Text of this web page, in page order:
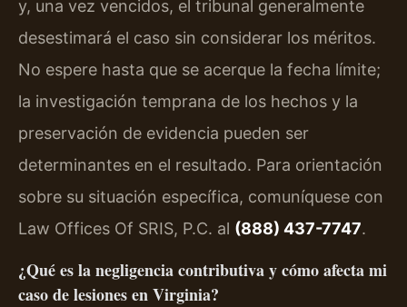
y, una vez vencidos, el tribunal generalmente
desestimará el caso sin considerar los méritos.
No espere hasta que se acerque la fecha límite;
la investigación temprana de los hechos y la
preservación de evidencia pueden ser
determinantes en el resultado. Para orientación
sobre su situación específica, comuníquese con
Law Offices Of SRIS, P.C. al (888) 437-7747.
¿Qué es la negligencia contributiva y cómo afecta mi
caso de lesiones en Virginia?